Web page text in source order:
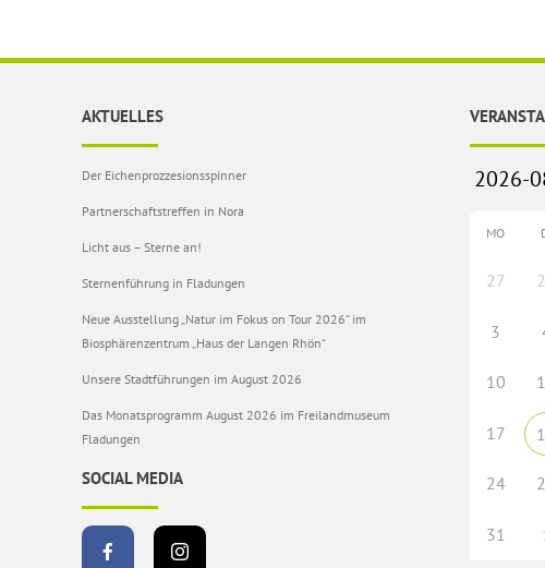
AKTUELLES
Der Eichenprozzesionsspinner
Partnerschaftstreffen in Nora
Licht aus – Sterne an!
Sternenführung in Fladungen
Neue Ausstellung „Natur im Fokus on Tour 2026“ im
Biosphärenzentrum „Haus der Langen Rhön“
Unsere Stadtführungen im August 2026
Das Monatsprogramm August 2026 im Freilandmuseum
Fladungen
SOCIAL MEDIA
MO
27
3
10
17
24
31